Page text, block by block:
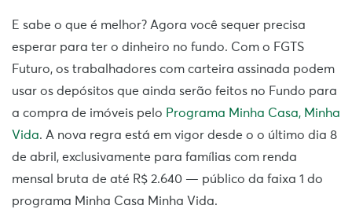
E sabe o que é melhor? Agora você sequer precisa
esperar para ter o dinheiro no fundo. Com o FGTS
Futuro, os trabalhadores com carteira assinada podem
usar os depósitos que ainda serão feitos no Fundo para
a compra de imóveis pelo Programa Minha Casa, Minha
Vida. A nova regra está em vigor desde o o último dia 8
de abril, exclusivamente para famílias com renda
mensal bruta de até R$ 2.640 — público da faixa 1 do
programa Minha Casa Minha Vida.